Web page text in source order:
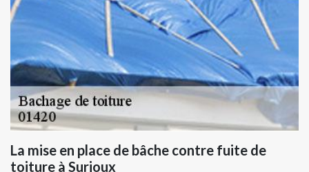
La mise en place de bâche contre fuite de
toiture à Surjoux